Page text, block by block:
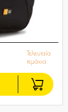
Τελευταία
τεμάχια